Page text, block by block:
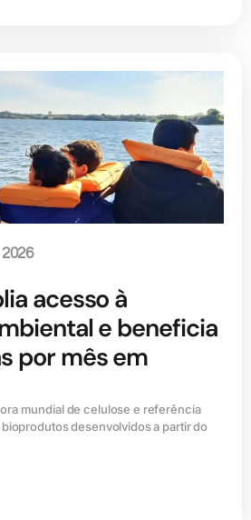
acesso à
e beneficia
por mês em
mundial de celulose e referência
desenvolvidos a partir do